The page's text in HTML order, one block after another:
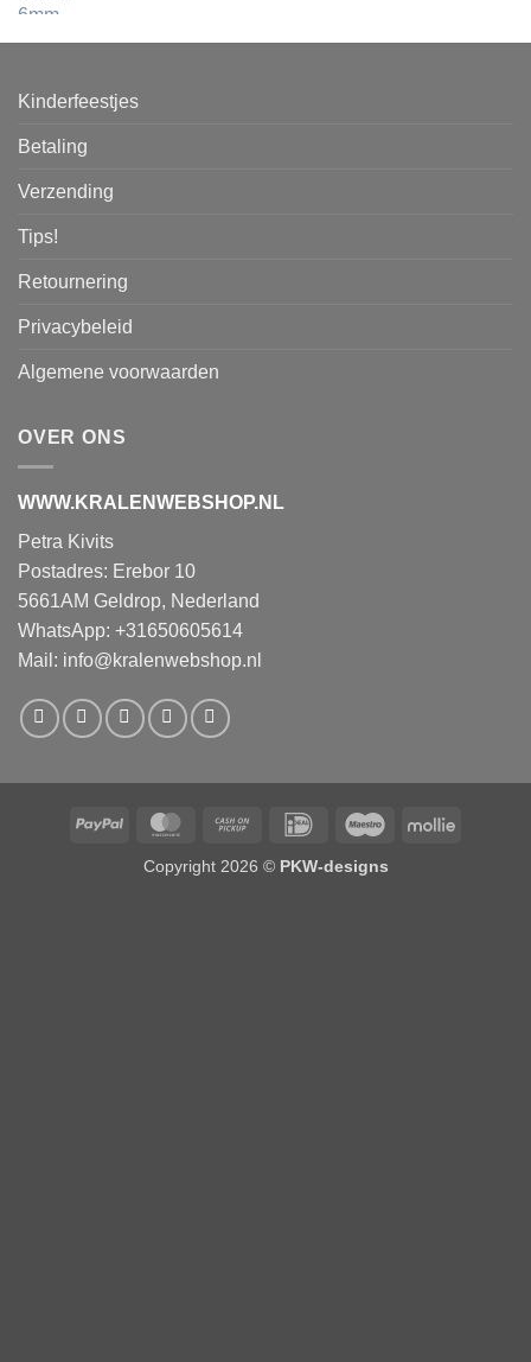
Kinderfeestjes
Betaling
Verzending
Tips!
Retournering
Privacybeleid
Algemene voorwaarden
OVER ONS
WWW.KRALENWEBSHOP.NL
Petra Kivits
Postadres: Erebor 10
5661AM Geldrop, Nederland
WhatsApp: +31650605614
Mail: info@kralenwebshop.nl
PayPal MasterCardCash
Pickup
IDeal Maestro Mollie
Copyright 2026 © PKW-designs